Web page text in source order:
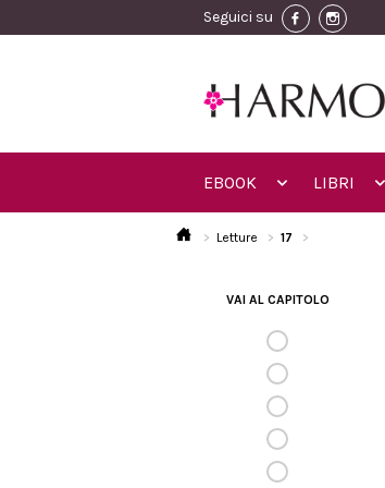
Seguici su
EBOOK LIBRI
Letture 17
VAI AL CAPITOLO